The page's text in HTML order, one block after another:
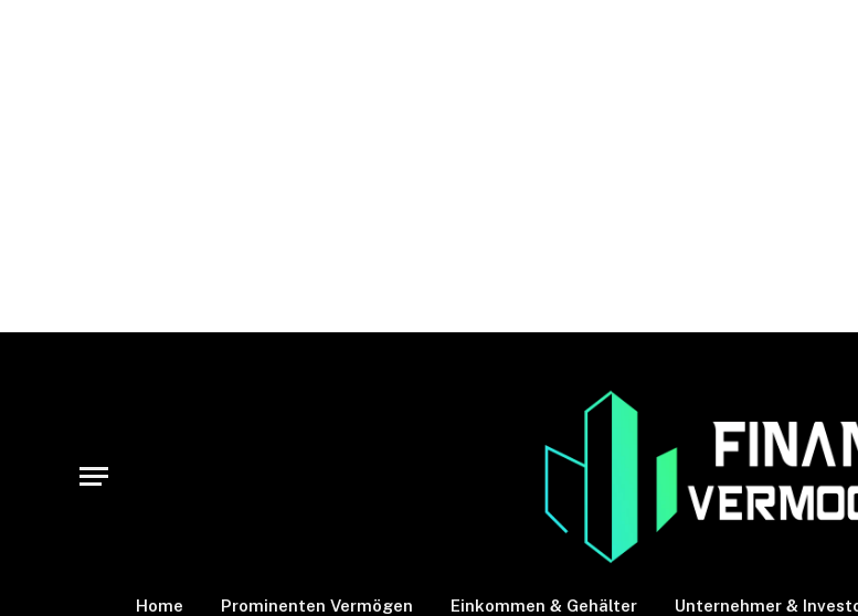
Home Prominenten Vermögen Einkommen & Gehälter Unternehmer &